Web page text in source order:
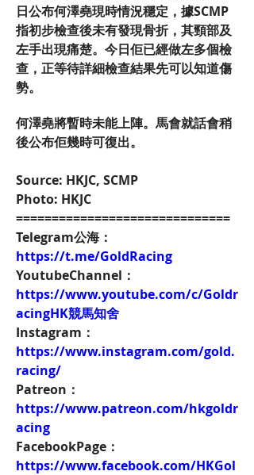
日公布何澤堯現時情況穩定，據SCMP
指初步檢查後未有發現骨折，其頸部及
左手出現痛楚。今日佢已經做左多個檢
查，正等待詳細檢查結果先可以知道傷
勢。
何澤堯將暫時未能上陣。馬會就話會稍
後公布佢幾時可復出。
Source: HKJC, SCMP
Photo: HKJC
==============================
Telegram公海：
https://t.me/GoldRacing
YoutubeChannel：
https://www.youtube.com/c/Goldr
acingHK競馬知舍
Instagram：
https://www.instagram.com/gold.
racing/
Patreon：
https://www.patreon.com/hkgoldr
acing
FacebookPage：
https://www.facebook.com/HKGol